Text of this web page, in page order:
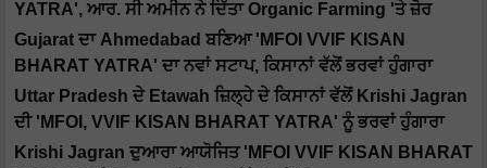
YATRA', ਆਰ. ਸੀ ਅਮੀਨ ਨੇ ਦਿੱਤਾ Organic Farming 'ਤੇ ਜ਼ੋਰ
Gujarat ਦਾ Ahmedabad ਬਣਿਆ 'MFOI VVIF KISAN
BHARAT YATRA' ਦਾ ਨਵਾਂ ਸਟਾਪ, ਕਿਸਾਨਾਂ ਵੱਲੋਂ ਭਰਵਾਂ ਹੁੰਗਾਰਾ
Uttar Pradesh ਦੇ Etawah ਜ਼ਿਲ੍ਹੇ ਦੇ ਕਿਸਾਨਾਂ ਵੱਲੋਂ Krishi Jagran
ਦੀ 'MFOI, VVIF KISAN BHARAT YATRA' ਨੂੰ ਭਰਵਾਂ ਹੁੰਗਾਰਾ
Krishi Jagran ਦੁਆਰਾ ਆਯੋਜਿਤ 'MFOI VVIF KISAN BHARAT